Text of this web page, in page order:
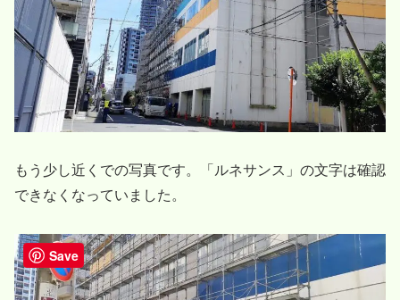
もう少し近くでの写真です。「ルネサンス」の文字は確認
できなくなっていました。
Save